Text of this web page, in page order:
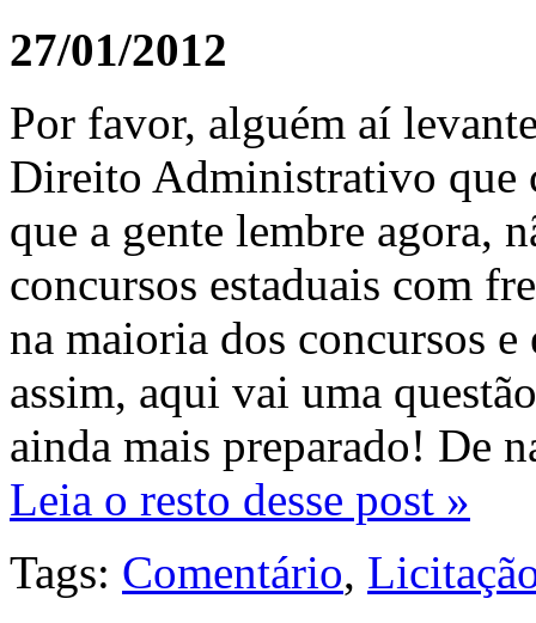
27/01/2012
Por favor, alguém aí
Direito Administrativo que
que a gente lembre agora,
concursos estaduais com
na maioria dos concursos e
assim, aqui vai uma
ainda mais preparado! De
Leia o resto desse post »
Tags: Comentário,